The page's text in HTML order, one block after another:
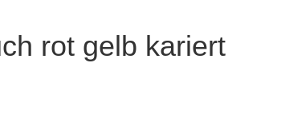
rot gelb kariert